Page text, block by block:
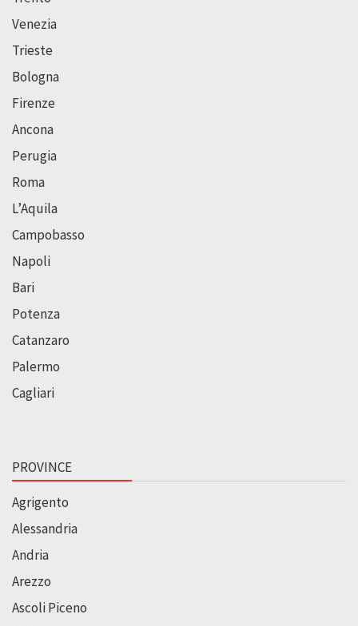
Venezia
Trieste
Bologna
Firenze
Ancona
Perugia
Roma
L’Aquila
Campobasso
Napoli
Bari
Potenza
Catanzaro
Palermo
Cagliari
PROVINCE
Agrigento
Alessandria
Andria
Arezzo
Ascoli Piceno